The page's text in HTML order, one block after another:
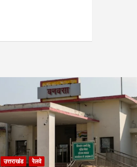
उत्तराखंड रेलवे